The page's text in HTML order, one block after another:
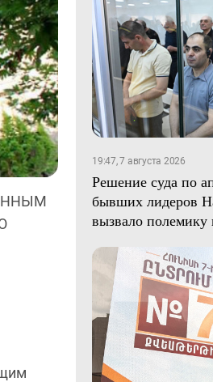
19:47, 7 августа 2026
Решение суда по
бывших лидеров
вызвало полемику